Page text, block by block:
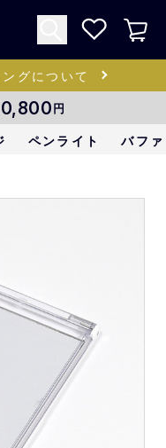
グについて
円
ペンライト バフ